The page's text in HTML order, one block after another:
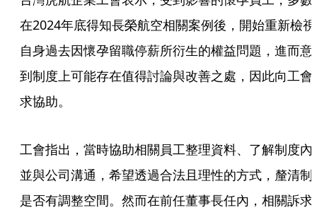
在2024年底得知長榮航空相關案例後，開始重新檢視
自身過去因懷孕留職停薪所衍生的權益問題，進而意
到制度上可能存在值得討論與改善之處，因此向工會
求協助。
工會指出，當時協助相關員工整理資料、了解制度內
並與公司溝通，希望透過合法且理性的方式，釐清制
是否有調整空間。然而在前任董事長任內，相關訴求